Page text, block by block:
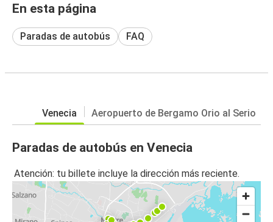
En esta página
Paradas de autobús FAQ
Venecia Aeropuerto de Bergamo Orio al Serio
Paradas de autobús en Venecia
Atención: tu billete incluye la dirección más reciente.